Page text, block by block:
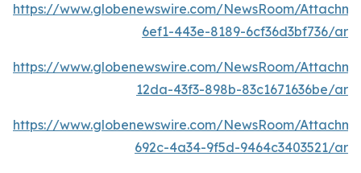
https://www.globenewswire.com/NewsRoom/
6ef1-443e-8189-6cf36d3bf736/ar
https://www.globenewswire.com/NewsRoom/
12da-43f3-898b-83c1671636be/ar
https://www.globenewswire.com/NewsRoom/
692c-4a34-9f5d-9464c3403521/ar